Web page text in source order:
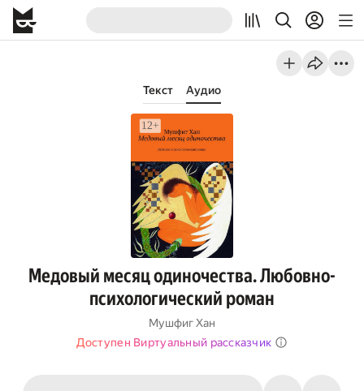
Текст Аудио
Медовый месяц одиночества. Любовно-
психологический роман
Мушфиг Хан
Доступен Виртуальный рассказчик